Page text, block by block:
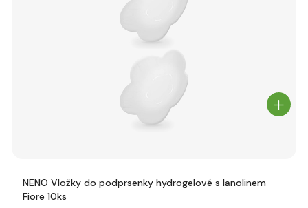
NENO Vložky do podprsenky hydrogelové s lanolinem
Fiore 10ks